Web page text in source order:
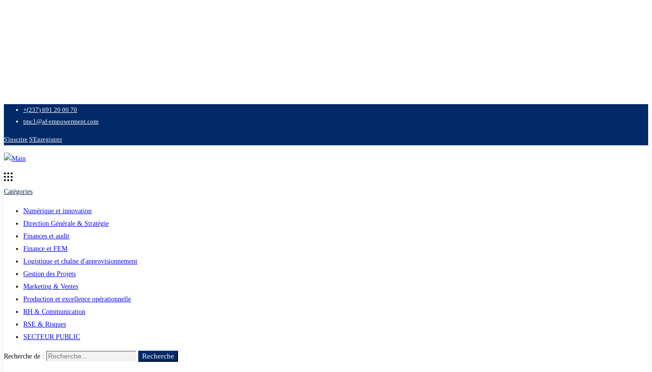
+(237) 691 20 00 70
tmc1@af-empowerment.com
S'inscrire S'Enregistrer
Catégories
Numérique et innovation
Direction Générale & Stratégie
Finances et audit
Finance et FEM
Logistique et chaîne d'approvisionnement
Gestion des Projets
Marketing & Ventes
Production et excellence opérationnelle
RH & Communication
RSE & Risques
SECTEUR PUBLIC
Recherche de : Recherche